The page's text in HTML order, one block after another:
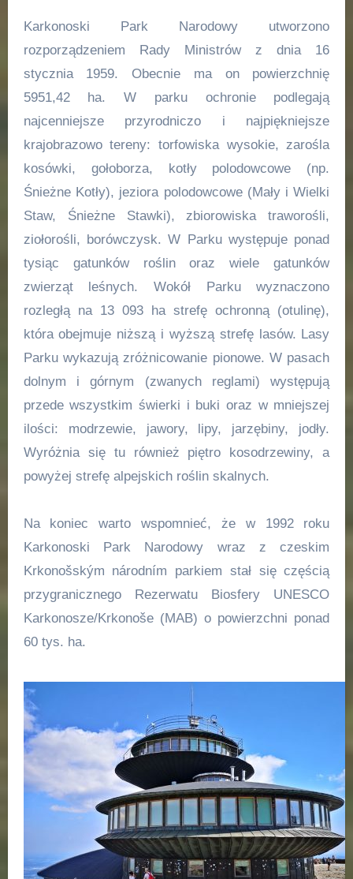
Karkonoski Park Narodowy utworzono
rozporządzeniem Rady Ministrów z dnia 16
stycznia 1959. Obecnie ma on powierzchnię
5951,42 ha. W parku ochronie podlegają
najcenniejsze przyrodniczo i najpiękniejsze
krajobrazowo tereny: torfowiska wysokie, zarośla
kosówki, gołoborza, kotły polodowcowe (np.
Śnieżne Kotły), jeziora polodowcowe (Mały i Wielki
Staw, Śnieżne Stawki), zbiorowiska traworośli,
ziołorośli, borówczysk. W Parku występuje ponad
tysiąc gatunków roślin oraz wiele gatunków
zwierząt leśnych. Wokół Parku wyznaczono
rozległą na 13 093 ha strefę ochronną (otulinę),
która obejmuje niższą i wyższą strefę lasów. Lasy
Parku wykazują zróżnicowanie pionowe. W pasach
dolnym i górnym (zwanych reglami) występują
przede wszystkim świerki i buki oraz w mniejszej
ilości: modrzewie, jawory, lipy, jarzębiny, jodły.
Wyróżnia się tu również piętro kosodrzewiny, a
powyżej strefę alpejskich roślin skalnych.
Na koniec warto wspomnieć, że w 1992 roku
Karkonoski Park Narodowy wraz z czeskim
Krkonošským národním parkiem stał się częścią
przygranicznego Rezerwatu Biosfery UNESCO
Karkonosze/Krkonoše (MAB) o powierzchni ponad
60 tys. ha.